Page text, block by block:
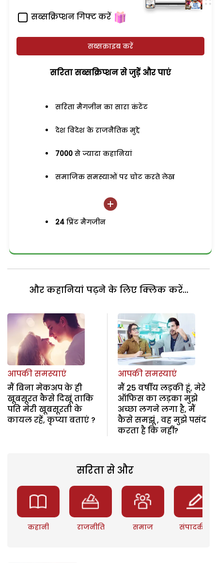
सब्सक्रिप्शन गिफ्ट करें
सब्सक्राइब करें
सरिता सब्सक्रिप्शन से जुड़ेें और पाएं
सरिता मैगजीन का सारा कंटेंट
देश विदेश के राजनैतिक मुद्दे
7000 से ज्यादा कहानियां
समाजिक समस्याओं पर चोट करते लेख
24 प्रिंट मैगजीन
और कहानियां पढ़ने के लिए क्लिक करें...
आपकी समस्याएं
मैं बिना मेकअप के ही
खूबसूरत कैसे दिखूं ताकि
पति मेरी खूबसूरती के
कायल रहें, कृप्या बताएं ?
आपकी समस्याएं
मैं 25 वर्षीय लड़की हूं, मेरे
ऑफिस का लड़का मुझे
अच्छा लगने लगा है, मैं
कैसे समझूं , वह मुझे पसंद
करता है कि नहीं?
सरिता से और
कहानी राजनीति समाज संपादकीय